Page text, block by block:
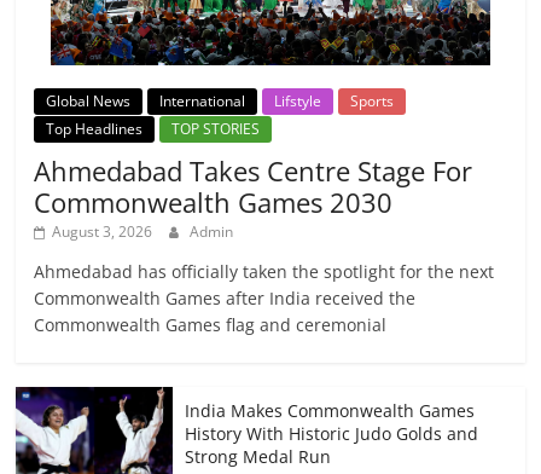
Global News International Lifstyle
Sports
Top Headlines
TOP STORIES
Ahmedabad Takes Centre Stage For
Commonwealth Games 2030
August 3, 2026 Admin
Ahmedabad has officially taken the spotlight for the next
Commonwealth Games after India received the
Commonwealth Games flag and ceremonial
India Makes Commonwealth Games
History With Historic Judo Golds and
Strong Medal Run